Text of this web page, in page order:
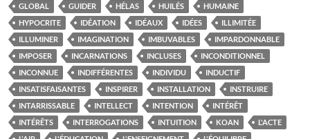
GLOBAL
GUIDER HÉLAS HUILÉS
HUMAINE
HYPOCRITE
IDÉATION IDÉAUX IDÉES
ILLIMITÉE
ILLUMINER
IMAGINATION IMBUVABLES
IMPARDONNABLE
IMPOSER
INCARNATIONS INCLUSES
INCONDITIONNEL
INCONNUE
INDIFFÉRENTES INDIVIDU
INDUCTIF
INSATISFAISANTES
INSPIRER INSTALLATION
INSTRUIRE
INTARRISSABLE
INTELLECT INTENTION
INTÉRÊT
INTÉRÊTS
INTERROGATIONS INTUITION KOAN
L'ACTE